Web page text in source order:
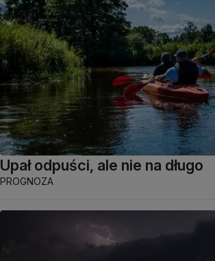
Upał odpuści, ale nie na długo
PROGNOZA